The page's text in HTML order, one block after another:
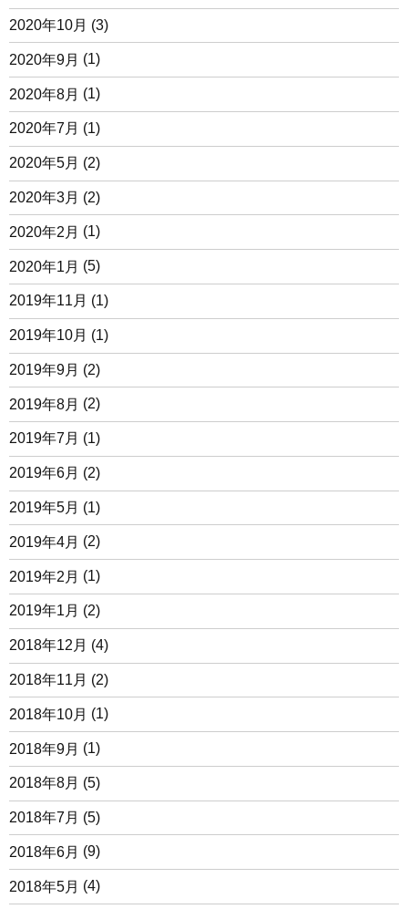
2020年10月 (3)
2020年9月 (1)
2020年8月 (1)
2020年7月 (1)
2020年5月 (2)
2020年3月 (2)
2020年2月 (1)
2020年1月 (5)
2019年11月 (1)
2019年10月 (1)
2019年9月 (2)
2019年8月 (2)
2019年7月 (1)
2019年6月 (2)
2019年5月 (1)
2019年4月 (2)
2019年2月 (1)
2019年1月 (2)
2018年12月 (4)
2018年11月 (2)
2018年10月 (1)
2018年9月 (1)
2018年8月 (5)
2018年7月 (5)
2018年6月 (9)
2018年5月 (4)